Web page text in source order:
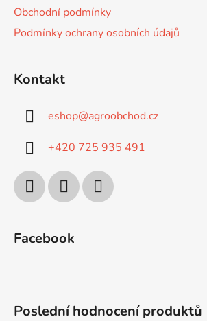
Obchodní podmínky
Podmínky ochrany osobních údajů
Kontakt
eshop@agroobchod.cz
+420 725 935 491
Facebook
Poslední hodnocení produktů